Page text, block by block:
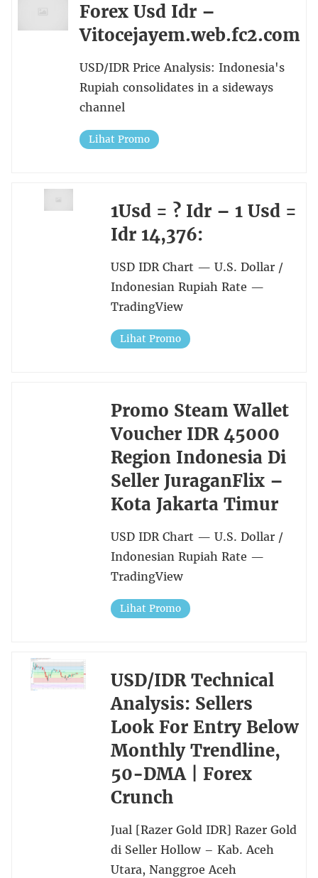
Forex Usd Idr –
Vitocejayem.web.fc2.com
USD/IDR Price Analysis: Indonesia's
Rupiah consolidates in a sideways
channel
Lihat Promo
1Usd = ? Idr – 1 Usd =
Idr 14,376:
USD IDR Chart — U.S. Dollar /
Indonesian Rupiah Rate —
TradingView
Lihat Promo
Promo Steam Wallet
Voucher IDR 45000
Region Indonesia Di
Seller JuraganFlix –
Kota Jakarta Timur
USD IDR Chart — U.S. Dollar /
Indonesian Rupiah Rate —
TradingView
Lihat Promo
USD/IDR Technical
Analysis: Sellers
Look For Entry Below
Monthly Trendline,
50-DMA | Forex
Crunch
Jual [Razer Gold IDR] Razer Gold
di Seller Hollow – Kab. Aceh
Utara, Nanggroe Aceh